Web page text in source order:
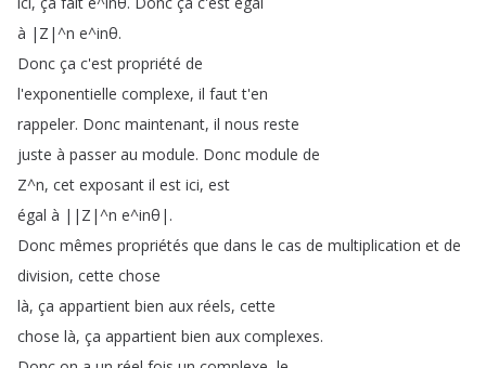
à |Z|^n e^inθ.
Donc ça c'est propriété de
l'exponentielle complexe, il faut t'en
rappeler. Donc maintenant, il nous reste
juste à passer au module. Donc module de
Z^n, cet exposant il est ici, est
égal à ||Z|^n e^inθ| .
Donc mêmes propriétés que dans le cas de multiplication et de
division, cette chose
là, ça appartient bien aux réels, cette
chose là, ça appartient bien aux complexes.